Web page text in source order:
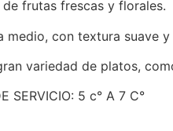
de frutas frescas y florales.
medio, con textura suave y
variedad de platos,
SERVICIO: 5 c° A 7 C°